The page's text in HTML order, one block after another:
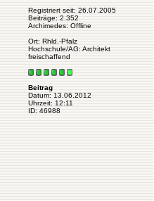
Registriert seit: 26.07.2005
Beiträge: 2.352
Archimedes: Offline
Ort: Rhld.-Pfalz
Hochschule/AG: Architekt
freischaffend
Beitrag
Datum: 13.06.2012
Uhrzeit: 12:11
ID: 46988